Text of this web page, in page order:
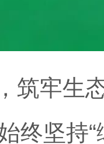
筑牢生
终坚持